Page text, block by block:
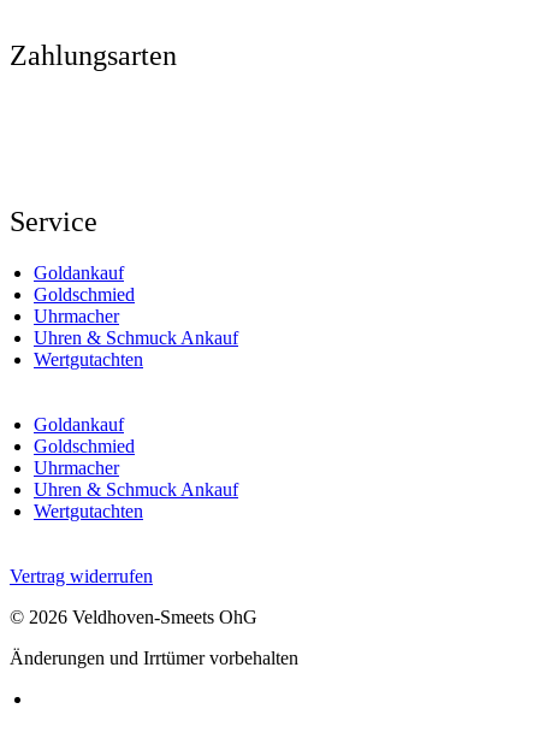
Zahlungsarten
Service
Goldankauf
Goldschmied
Uhrmacher
Uhren & Schmuck Ankauf
Wertgutachten
Goldankauf
Goldschmied
Uhrmacher
Uhren & Schmuck Ankauf
Wertgutachten
Vertrag widerrufen
© 2026 Veldhoven-Smeets OhG
Änderungen und Irrtümer vorbehalten